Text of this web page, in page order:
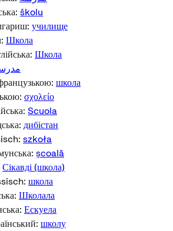
školu
училище
Школа
Школа
школа
σχολείο
Scuola
дибістан
szkoła
școală
Сікавді (школа)
школа
Школала
Ескуела
школу